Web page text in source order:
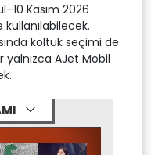
Kasım 2026
koltuk seçimi de
AJet Mobil